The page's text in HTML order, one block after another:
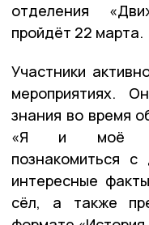
отделения
пройдёт 22 марта.
Участники
мероприятиях.
знания во время
«Я и моё
познакомиться
интересные
сёл, а также